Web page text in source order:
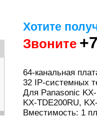
Хотите
Звоните
64-канальная
32 IP-системных
Для Panasonic
KX-TDE200RU,
Вместимость: 1